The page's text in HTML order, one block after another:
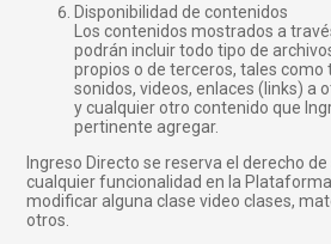
Disponibilidad de contenidos
Los contenidos mostrados a
podrán incluir todo tipo de
propios o de terceros, tales como
sonidos, videos, enlaces (links) a
y cualquier otro contenido que
pertinente agregar.
Ingreso Directo se reserva el derecho
cualquier funcionalidad en la
modificar alguna clase video clases,
otros.